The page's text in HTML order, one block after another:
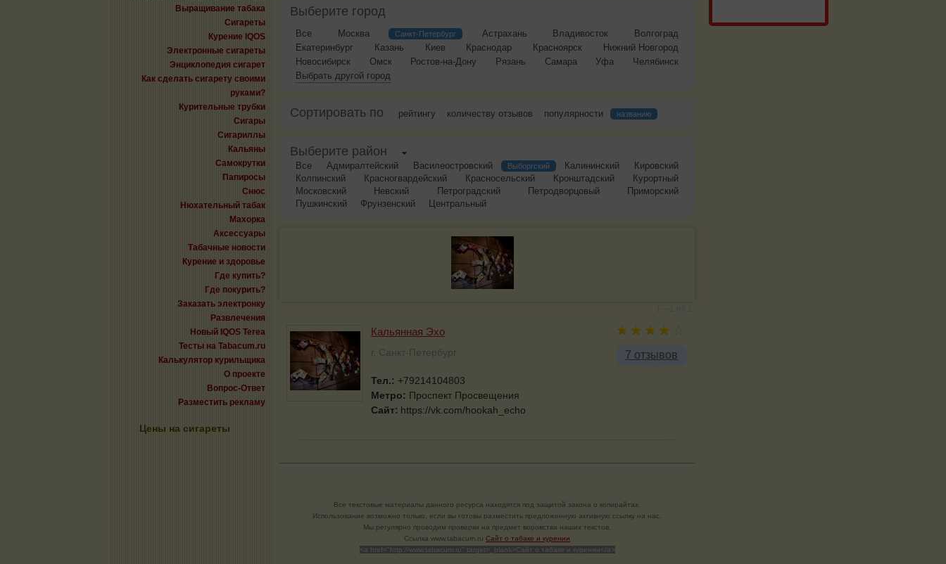
Выращивание табака
Сигареты
Курение IQOS
Электронные сигареты
Энциклопедия сигарет
Как сделать сигарету своими
руками?
Курительные трубки
Сигары
Сигариллы
Кальяны
Самокрутки
Папиросы
Снюс
Нюхательный табак
Махорка
Аксессуары
Табачные новости
Курение и здоровье
Где купить?
Где покурить?
Заказать электронку
Развлечения
Новый IQOS Terea
Тесты на Tabacum.ru
Калькулятор курильщика
О проекте
Вопрос-Ответ
Разместить рекламу
Цены на сигареты
Выберите город
Все Москва Санкт-Петербург Астрахань Владивосток
Волгоград
Екатеринбург
Казань Киев Краснодар Красноярск
Нижний Новгород
Новосибирск
Омск Ростов-на-Дону Рязань Самара Уфа
Челябинск
Выбрать другой город
Сортировать по рейтингу количеству отзывов популярности названию
Выберите район
Все Адмиралтейский Василеостровский Выборгский Калининский
Кировский
Колпинский
Красногвардейский Красносельский Кронштадский
Курортный
Московский
Невский Петроградский Петродворцовый
Приморский
Пушкинский
Фрунзенский Центральный
7 отзывов
Кальянная Эхо
г. Санкт-Петербург
Тел.: +79214104803
Метро: Проспект Просвещения
Сайт: https://vk.com/hookah_echo
Все текстовые материалы данного ресурса находятся под защитой закона о копирайтах.
Использование возможно только, если вы готовы разместить предложенную активную ссылку на нас.
Мы регулярно проводим проверки на предмет воровства наших текстов.
Cсылка www.tabacum.ru Сайт о табаке и курении
<a href="http://www.tabacum.ru" target=_blank>Сайт о табаке и курении</a>